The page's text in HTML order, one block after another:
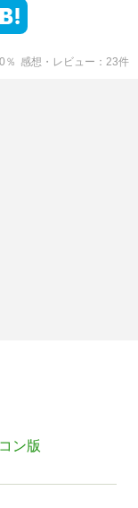
％ 感想・レビュー 23件
ン版